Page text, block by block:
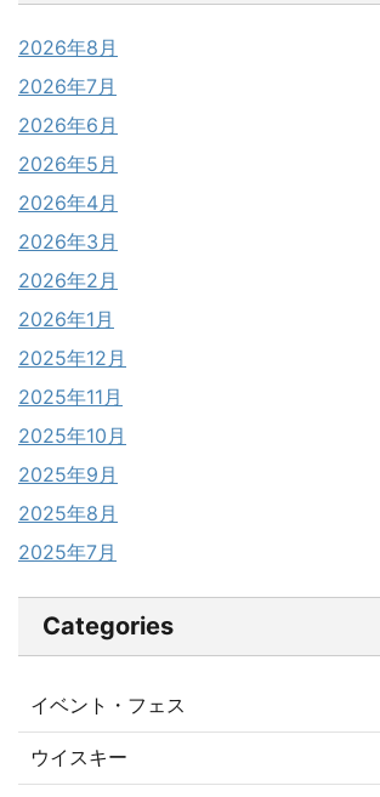
2026年8月
2026年7月
2026年6月
2026年5月
2026年4月
2026年3月
2026年2月
2026年1月
2025年12月
2025年11月
2025年10月
2025年9月
2025年8月
2025年7月
Categories
イベント・フェス
ウイスキー